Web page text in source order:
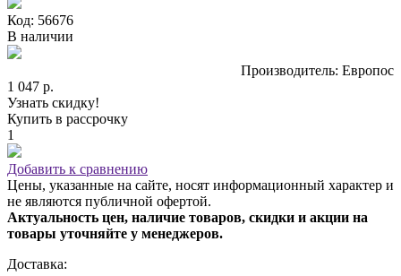
Код: 56676
В наличии
Производитель: Европос
1 047 р.
Узнать скидку!
Купить в рассрочку
1
Добавить к сравнению
Цены, указанные на сайте, носят информационный характер и
не являются публичной офертой.
Актуальность цен, наличие товаров, скидки и акции на
товары уточняйте у менеджеров.
Доставка: